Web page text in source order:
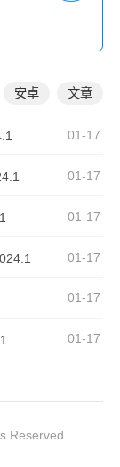
安卓 文章
01-17
01-17
01-17
01-17
01-17
01-17
Reserved.